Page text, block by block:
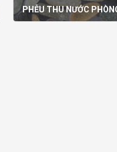
PHỄU THU NƯỚC